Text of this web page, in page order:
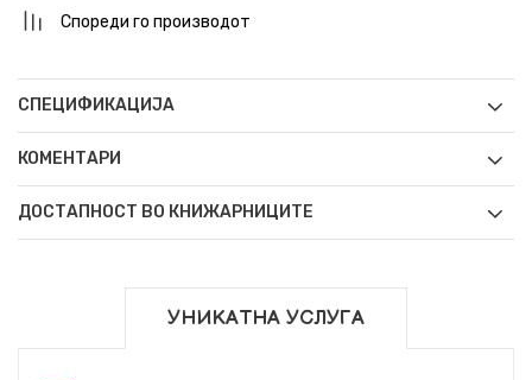
Спореди го производот
СПЕЦИФИКАЦИЈА
КОМЕНТАРИ
ДОСТАПНОСТ ВО КНИЖАРНИЦИТЕ
УНИКАТНА УСЛУГА